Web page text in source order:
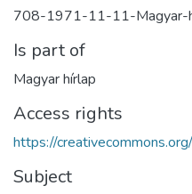
708-1971-11-11-
Is part of
Magyar hírlap
Access rights
https://
Subject